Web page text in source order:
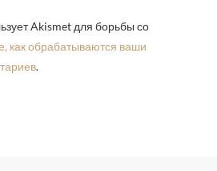
Akismet для борьбы со
как обрабатываются ваши
.